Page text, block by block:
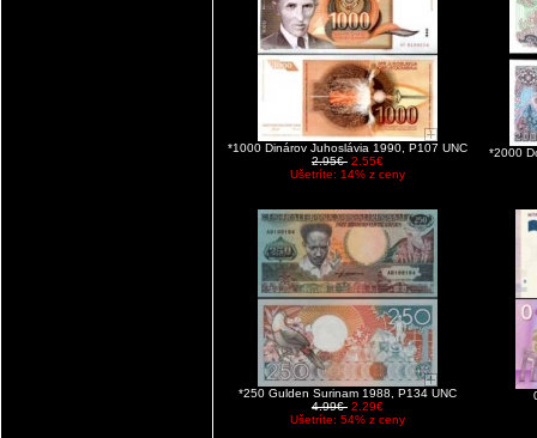
*1000 Dinárov Juhoslávia 1990, P107 UNC
2.95€ 2.55€
Ušetríte: 14% z ceny
*2000
*250 Gulden Surinam 1988, P134 UNC
4.99€ 2.29€
Ušetríte: 54% z ceny